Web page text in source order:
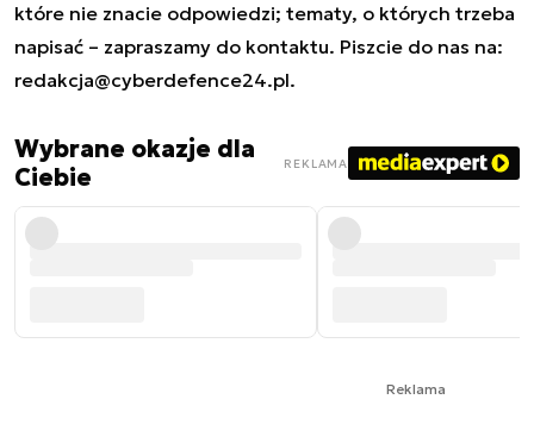
które nie znacie odpowiedzi; tematy, o których trzeba
napisać – zapraszamy do kontaktu. Piszcie do nas na:
redakcja@cyberdefence24.pl.
Wybrane okazje dla
Ciebie
REKLAMA
Reklama